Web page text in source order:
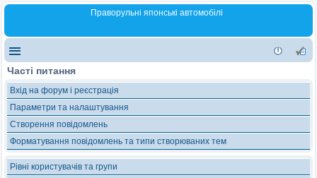
Праворульні японські автомобілі
Часті питання
Вхід на форум і реєстрація
Параметри та налаштування
Створення повідомлень
Форматування повідомлень та типи створюваних тем
Рівні користувачів та групи